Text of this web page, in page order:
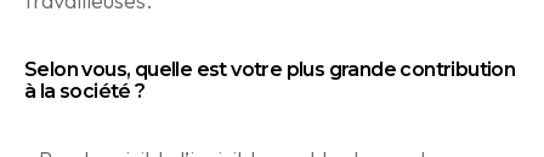
Selon vous, quelle est votre plus grande contribution
à la société ?